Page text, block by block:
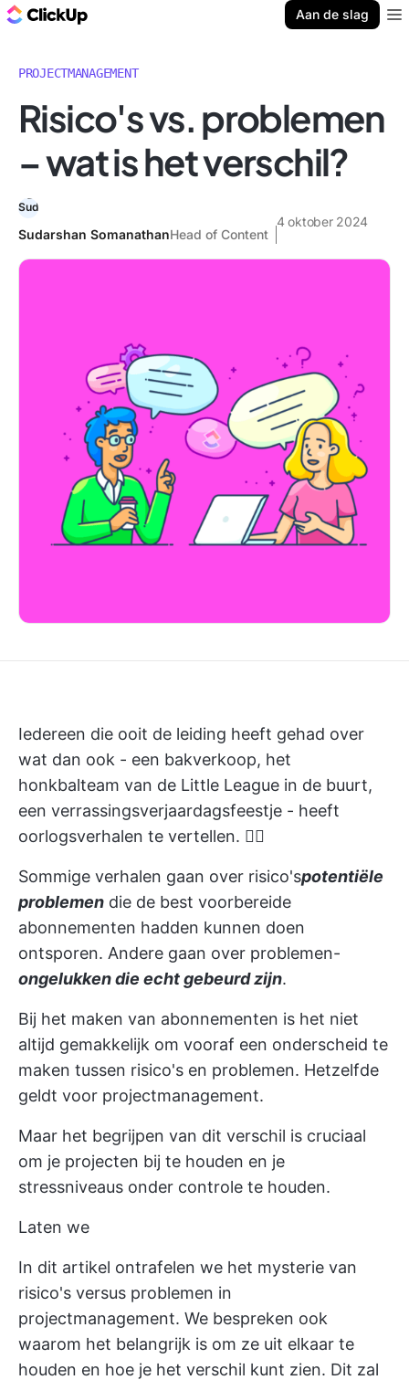
Aan de slag
PROJECTMANAGEMENT
Risico's vs. problemen
– wat is het verschil?
Sudarshan SomanathanHead of Content
4 oktober 2024
Iedereen die ooit de leiding heeft gehad over
wat dan ook - een bakverkoop, het
honkbalteam van de Little League in de buurt,
een verrassingsverjaardagsfeestje - heeft
oorlogsverhalen te vertellen. 😵‍💫
Sommige verhalen gaan over risico'spotentiële
problemen die de best voorbereide
abonnementen hadden kunnen doen
ontsporen. Andere gaan over problemen-
ongelukken die echt gebeurd zijn.
Bij het maken van abonnementen is het niet
altijd gemakkelijk om vooraf een onderscheid te
maken tussen risico's en problemen. Hetzelfde
geldt voor projectmanagement.
Maar het begrijpen van dit verschil is cruciaal
om je projecten bij te houden en je
stressniveaus onder controle te houden.
Laten we
In dit artikel ontrafelen we het mysterie van
risico's versus problemen in
projectmanagement. We bespreken ook
waarom het belangrijk is om ze uit elkaar te
houden en hoe je het verschil kunt zien. Dit zal